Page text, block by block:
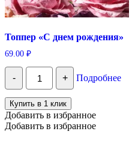
Топпер «С днем рождения»
69.00 ₽
-
Количество
Топпер
"С
днем
рождения"
+ Подробнее
Купить в 1 клик
Добавить в избранное
Добавить в избранное